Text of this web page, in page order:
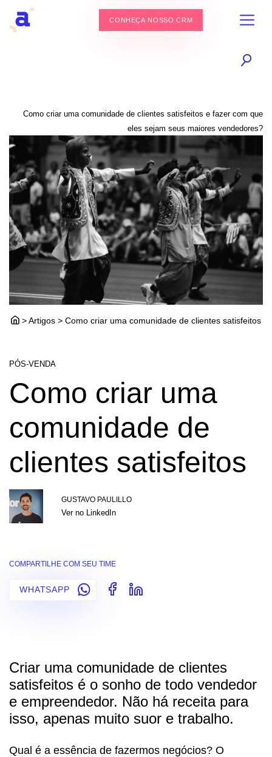
CONHEÇA NOSSO CRM
> Artigos > Como criar uma comunidade de clientes satisfeitos
PÓS-VENDA
Como criar uma
comunidade de
clientes satisfeitos
GUSTAVO PAULILLO
Ver no LinkedIn
COMPARTILHE COM SEU TIME
WHATSAPP
Como criar uma comunidade de clientes satisfeitos e fazer com que
eles sejam seus maiores vendedores?
Criar uma comunidade de clientes
satisfeitos é o sonho de todo vendedor
e empreendedor. Não há receita para
isso, apenas muito suor e trabalho.
Qual é a essência de fazermos negócios? O